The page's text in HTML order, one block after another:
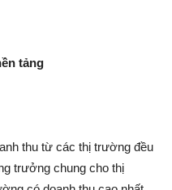
tảng
thu từ các thị trường đều
trưởng chung cho thị